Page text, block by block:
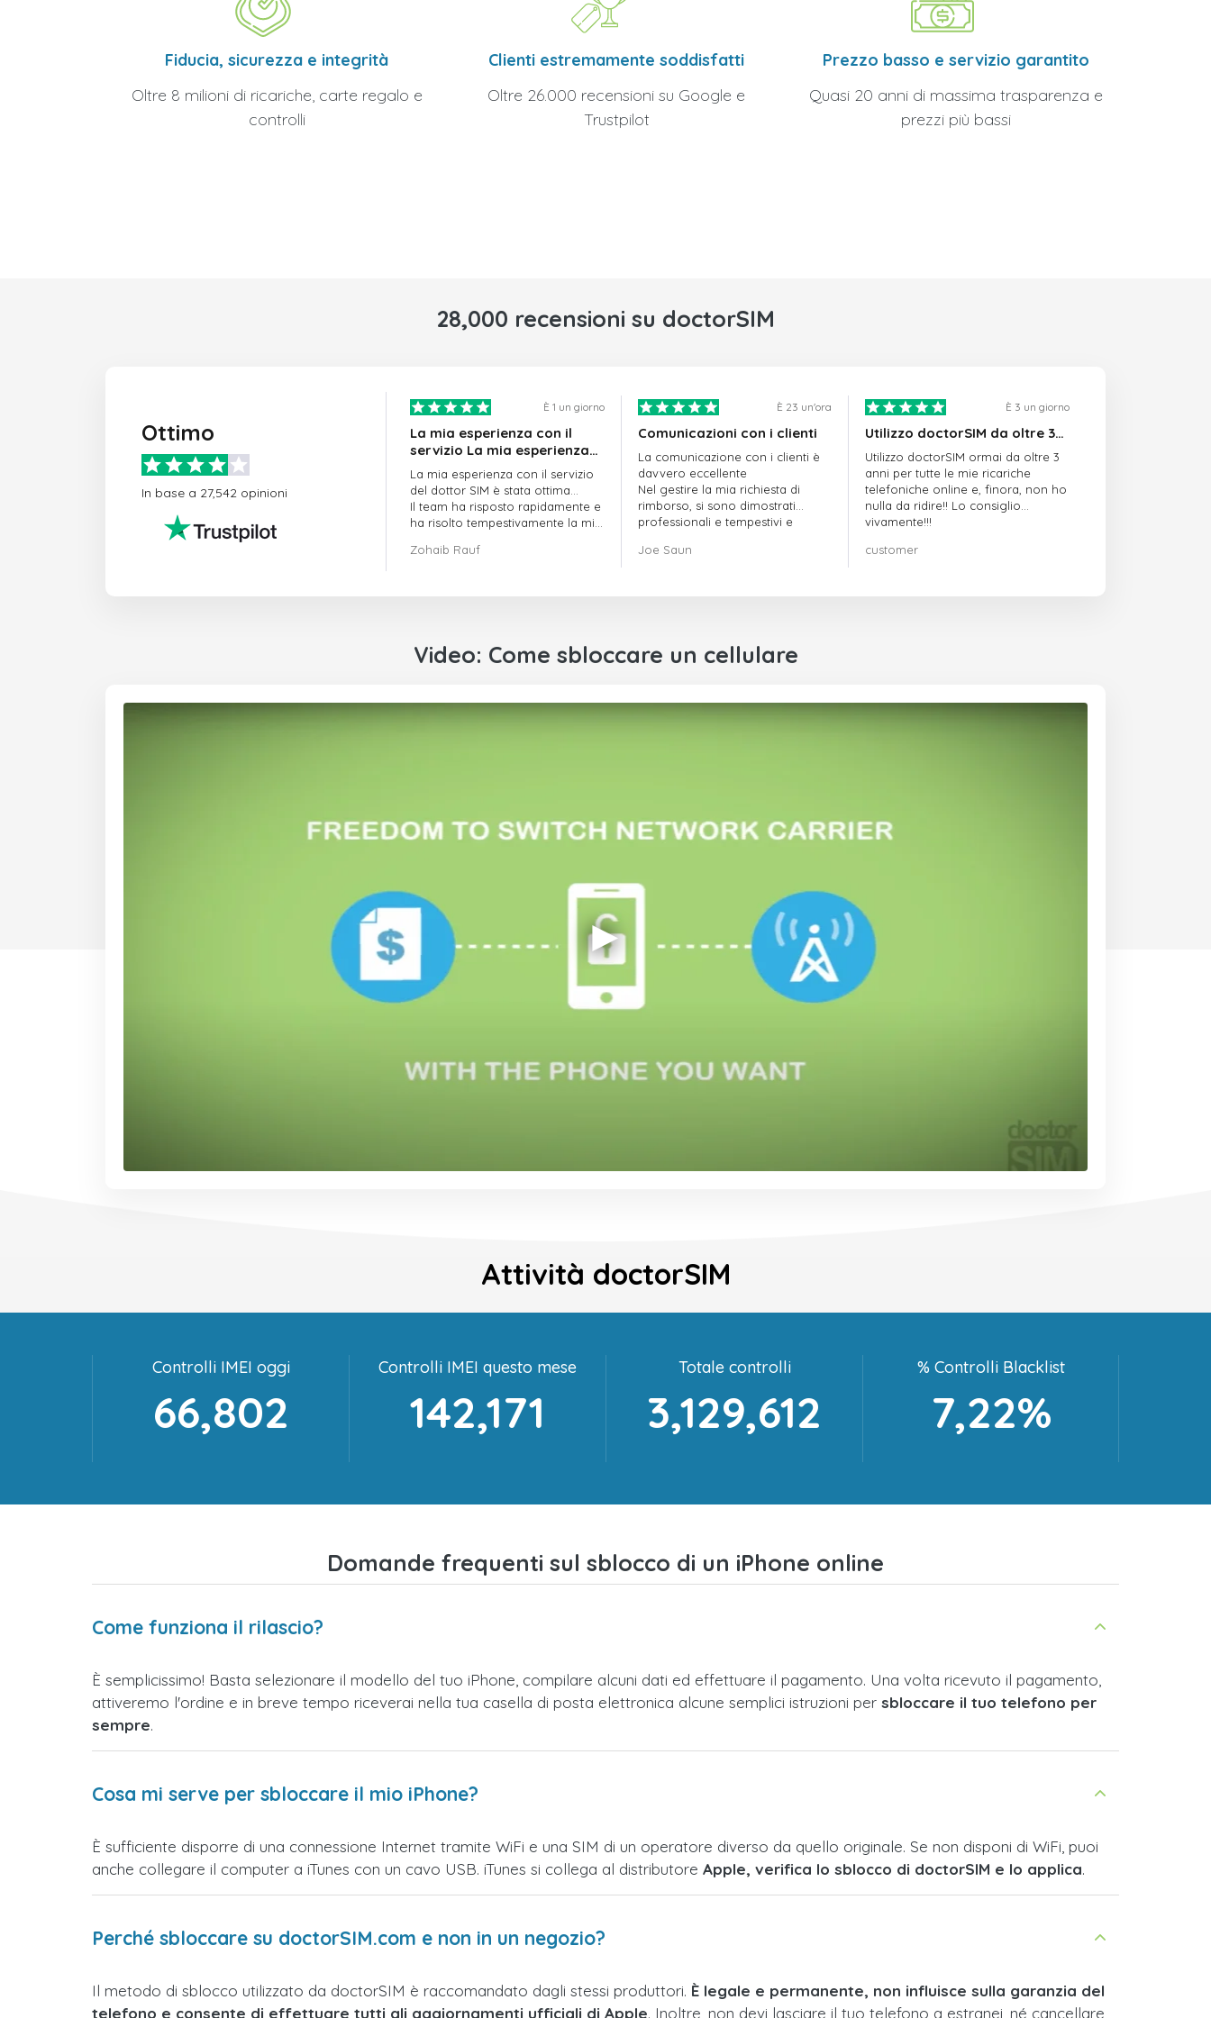
Fiducia, sicurezza e integrità
Oltre 8 milioni di ricariche, carte regalo e
controlli
Clienti estremamente soddisfatti
Oltre 26.000 recensioni su Google e
Trustpilot
Prezzo basso e servizio garantito
Quasi 20 anni di massima trasparenza e
prezzi più bassi
28,000 recensioni su doctorSIM
Ottimo
In base a 27,542 opinioni
È 1 un giorno
La mia esperienza con il
servizio La mia esperienza
con il servizio offerto da
doctorSIM è stata ottima.
La mia esperienza con il servizio
del dottor SIM è stata ottima...
Il team ha risposto rapidamente e
ha risolto tempestivamente la mia
Nel complesso, sono davvero
Zohaib Rauf
È 23 un'ora
Comunicazioni con i clienti
La comunicazione con i clienti è
davvero eccellente
Nel gestire la mia richiesta di
rimborso, si sono dimostrati
professionali e tempestivi e
Joe Saun
È 3 un giorno
Utilizzo doctorSIM da oltre 3…
Utilizzo doctorSIM ormai da oltre 3
anni per tutte le mie ricariche
telefoniche online e, finora, non ho
nulla da ridire!! Lo consiglio
vivamente!!!
customer
Video: Come sbloccare un cellulare
Attività doctorSIM
Controlli IMEI oggi
66,802
Controlli IMEI questo mese
142,171
Totale controlli
3,129,612
% Controlli Blacklist
7,22%
Domande frequenti sul sblocco di un iPhone online
Come funziona il rilascio?
È semplicissimo! Basta selezionare il modello del tuo iPhone, compilare alcuni dati ed effettuare il pagamento. Una volta ricevuto il pagamento,
attiveremo l'ordine e in breve tempo riceverai nella tua casella di posta elettronica alcune semplici istruzioni per sbloccare il tuo telefono per
sempre.
Cosa mi serve per sbloccare il mio iPhone?
È sufficiente disporre di una connessione Internet tramite WiFi e una SIM di un operatore diverso da quello originale. Se non disponi di WiFi, puoi
anche collegare il computer a iTunes con un cavo USB. iTunes si collega al distributore Apple, verifica lo sblocco di doctorSIM e lo applica.
Perché sbloccare su doctorSIM.com e non in un negozio?
Il metodo di sblocco utilizzato da doctorSIM è raccomandato dagli stessi produttori. È legale e permanente, non influisce sulla garanzia del
telefono e consente di effettuare tutti gli aggiornamenti ufficiali di Apple. Inoltre, non devi lasciare il tuo telefono a estranei, né cancellare